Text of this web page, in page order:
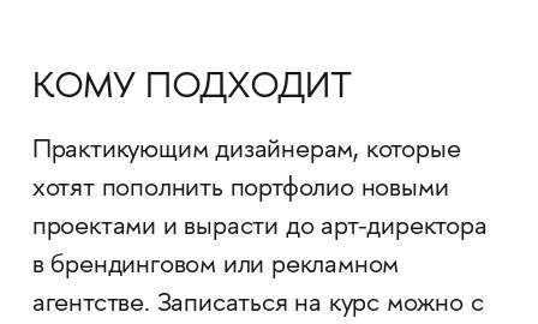
КОМУ ПОДХОДИТ
Практикующим дизайнерам, которые
хотят пополнить портфолио новыми
проектами и вырасти до арт-директора
в брендинговом или рекламном
агентстве. Записаться на курс можно с